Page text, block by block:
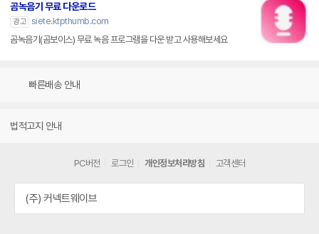
곰녹음기 무료 다운로드
광고 siete.ktpthumb.com
곰녹음기(곰보이스) 무료 녹음 프로그램을 다운 받고 사용해보세요
빠른배송 안내
법적고지 안내
PC버전 로그인 개인정보처리방침 고객센터
(주) 커넥트웨이브